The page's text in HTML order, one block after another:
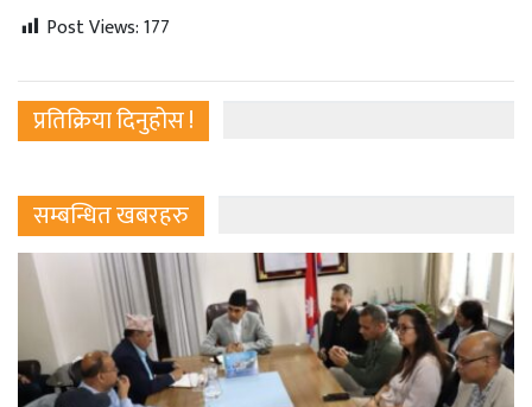
Post Views:177
प्रतिक्रिया दिनुहोस !
सम्बन्धित खबरहरु